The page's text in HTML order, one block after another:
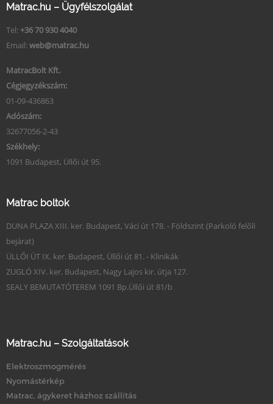
Matrac.hu – Ügyfélszolgálat
Tel: +36 70 930 4040
Email: web@matrac.hu
MatracBolt Kft.
Cégjegyzékszám:
01-09-436863
Adószám:
32677056-2-43
Székhely:
1091 Budapest, Üllői út 95.
Matrac boltok
DUNA PLAZA XIII. ker. Budapest, Váci út 178. - Földszint (Parkoló felőli
bejárat)
ÜLLŐI ÚT IX. ker. Budapest, Üllői út 81. - Klinikák
ZUGLÓ XIV. ker. Budapest, Nagy Lajos kir. útja 127.
SEALY BEMUTATÓTEREM 1091 Bp.Üllői út 81/b
Matrac.hu – Szolgáltatások
Elektroszmogmérés
Nyomástérkép
Matrac, ágykeret házhoz szállítás